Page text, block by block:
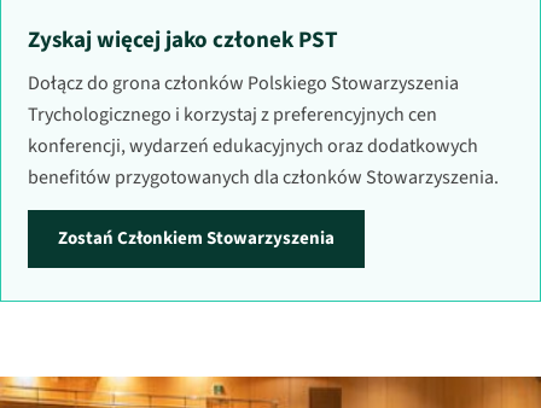
Zyskaj więcej jako członek PST
Dołącz do grona członków Polskiego Stowarzyszenia
Trychologicznego i korzystaj z preferencyjnych cen
konferencji, wydarzeń edukacyjnych oraz dodatkowych
benefitów przygotowanych dla członków Stowarzyszenia.
Zostań Członkiem Stowarzyszenia